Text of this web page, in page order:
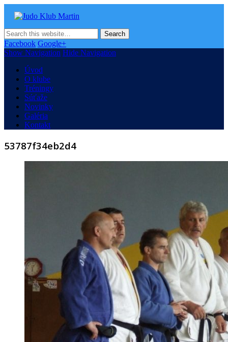
Oficiálna stránka Judo klubu v Martine
Facebook Google+
Show Navigation Hide Navigation
Úvod
O klube
Tréningy
Súťaže
Novinky
Galéria
Kontakt
53787f34eb2d4